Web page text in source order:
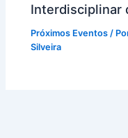
Interdisciplinar
Próximos Eventos /
Silveira